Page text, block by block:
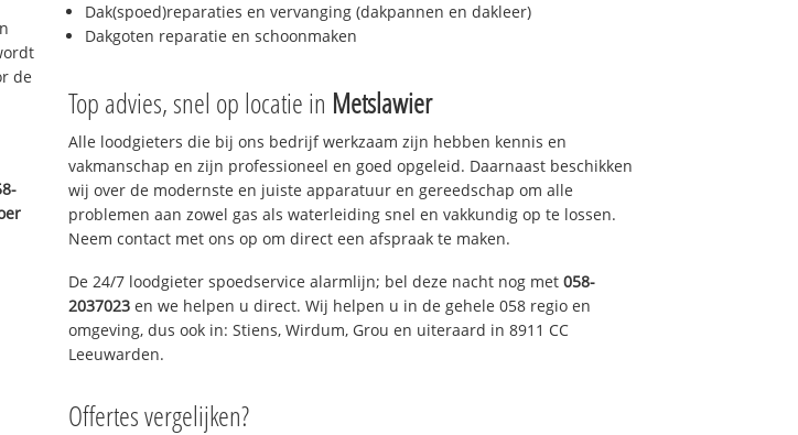
de
Dak(spoed)reparaties en vervanging (dakpannen en dakleer)
Dakgoten reparatie en schoonmaken
Top advies, snel op locatie in Metslawier
Alle loodgieters die bij ons bedrijf werkzaam zijn hebben kennis en
vakmanschap en zijn professioneel en goed opgeleid. Daarnaast beschikken
wij over de modernste en juiste apparatuur en gereedschap om alle
problemen aan zowel gas als waterleiding snel en vakkundig op te lossen.
Neem contact met ons op om direct een afspraak te maken.
De 24/7 loodgieter spoedservice alarmlijn; bel deze nacht nog met 058-
2037023 en we helpen u direct. Wij helpen u in de gehele 058 regio en
omgeving, dus ook in: Stiens, Wirdum, Grou en uiteraard in 8911 CC
Leeuwarden.
Offertes vergelijken?